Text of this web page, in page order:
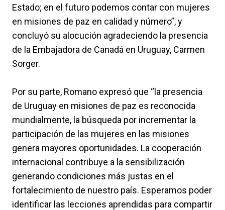
Estado; en el futuro podemos contar con mujeres
en misiones de paz en calidad y número”, y
concluyó su alocución agradeciendo la presencia
de la Embajadora de Canadá en Uruguay, Carmen
Sorger.
Por su parte, Romano expresó que “la presencia
de Uruguay en misiones de paz es reconocida
mundialmente, la búsqueda por incrementar la
participación de las mujeres en las misiones
genera mayores oportunidades. La cooperación
internacional contribuye a la sensibilización
generando condiciones más justas en el
fortalecimiento de nuestro país. Esperamos poder
identificar las lecciones aprendidas para compartir